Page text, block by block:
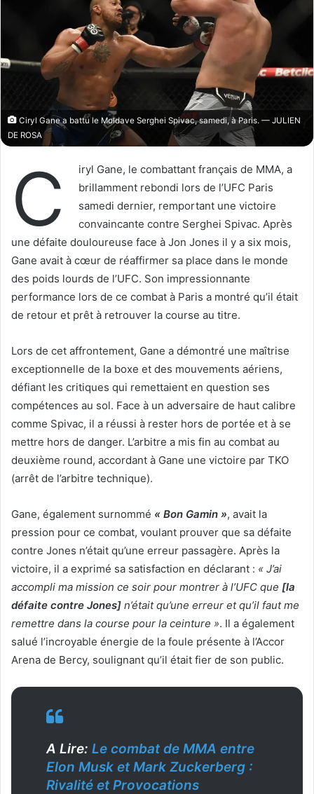
n
X
u
n
c
o
r
l
Ciryl Gane a battu le Moldave Serghei Spivac, samedi, à Paris. — JULIEN
DE ROSA
C
iryl Gane, le combattant français de MMA, a
brillamment rebondi lors de l’UFC Paris
samedi dernier, remportant une victoire
convaincante contre Serghei Spivac. Après
une défaite douloureuse face à Jon Jones il y a six mois,
Gane avait à cœur de réaffirmer sa place dans le monde
des poids lourds de l’UFC. Son impressionnante
performance lors de ce combat à Paris a montré qu’il était
de retour et prêt à retrouver la course au titre.
Lors de cet affrontement, Gane a démontré une maîtrise
exceptionnelle de la boxe et des mouvements aériens,
défiant les critiques qui remettaient en question ses
compétences au sol. Face à un adversaire de haut calibre
comme Spivac, il a réussi à rester hors de portée et à se
mettre hors de danger. L’arbitre a mis fin au combat au
deuxième round, accordant à Gane une victoire par TKO
(arrêt de l’arbitre technique).
Gane, également surnommé « Bon Gamin », avait la
pression pour ce combat, voulant prouver que sa défaite
contre Jones n’était qu’une erreur passagère. Après la
victoire, il a exprimé sa satisfaction en déclarant : « J’ai
accompli ma mission ce soir pour montrer à l’UFC que [la
défaite contre Jones] n’était qu’une erreur et qu’il faut me
remettre dans la course pour la ceinture ». Il a également
salué l’incroyable énergie de la foule présente à l’Accor
Arena de Bercy, soulignant qu’il était fier de son public.
A Lire: Le combat de MMA entre
Elon Musk et Mark Zuckerberg :
Rivalité et Provocations